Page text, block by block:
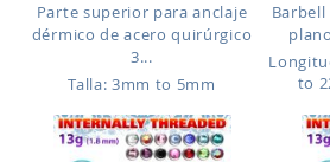
Parte superior para anclaje
dérmico de acero quirúrgico
3...
Talla: 3mm to 5mm
to